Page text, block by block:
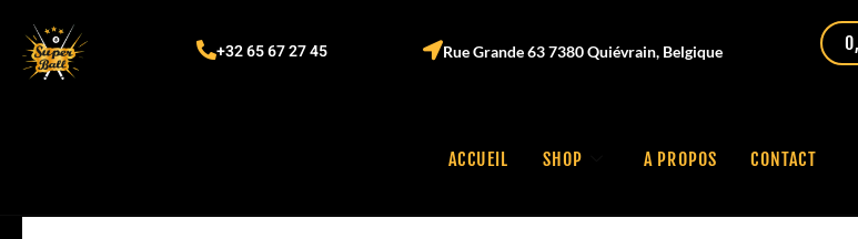
+32 65 67 27 45 Rue Grande 63 7380 Quiévrain, Belgique
ACCUEIL SHOP A PROPOS CONTACT